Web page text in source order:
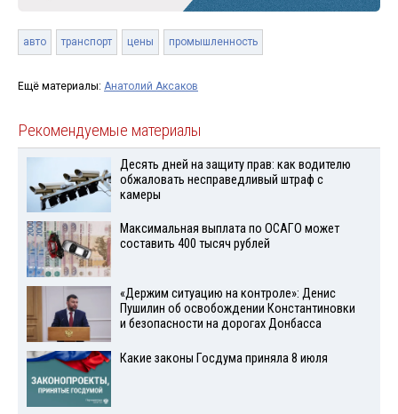
авто транспорт цены промышленность
Ещё материалы: Анатолий Аксаков
Рекомендуемые материалы
Десять дней на защиту прав: как водителю
обжаловать несправедливый штраф с
камеры
Максимальная выплата по ОСАГО может
составить 400 тысяч рублей
«Держим ситуацию на контроле»: Денис
Пушилин об освобождении Константиновки
и безопасности на дорогах Донбасса
Какие законы Госдума приняла 8 июля